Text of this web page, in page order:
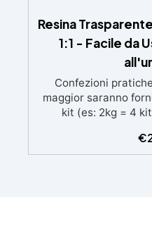
Resina
1:1 - Facile da
Confezioni
maggior saranno
kit (es: 2kg = 4
inizia. Sempre
brillante e
€